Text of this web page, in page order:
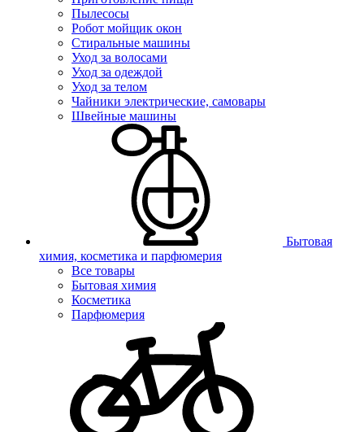
Пылесосы
Робот мойщик окон
Стиральные машины
Уход за волосами
Уход за одеждой
Уход за телом
Чайники электрические, самовары
Швейные машины
Бытовая
химия, косметика и парфюмерия
Все товары
Бытовая химия
Косметика
Парфюмерия